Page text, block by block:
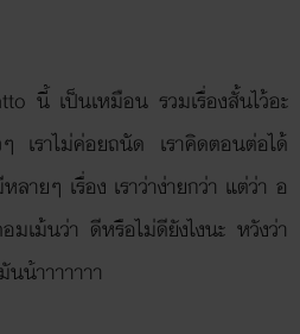
นี้ เป็นเหมือน รวมเรื่องสั้นไว้อะ
ๆ เราไม่ค่อยถนัด เราคิดตอนต่อได้
ลายๆ เรื่อง เราว่าง่ายกว่า แต่ว่า อ
มเม้นว่า ดีหรือไม่ดียังไงนะ หวังว่า
น้าาาาาาา